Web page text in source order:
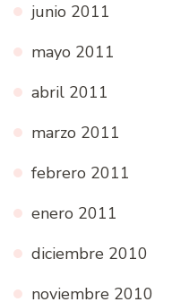
junio 2011
mayo 2011
abril 2011
marzo 2011
febrero 2011
enero 2011
diciembre 2010
noviembre 2010